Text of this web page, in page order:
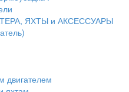
ЯХТЫ и АКСЕССУАРЫ
двигателем